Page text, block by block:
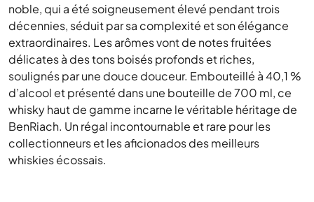
noble, qui a été soigneusement élevé pendant trois
décennies, séduit par sa complexité et son élégance
extraordinaires. Les arômes vont de notes fruitées
délicates à des tons boisés profonds et riches,
soulignés par une douce douceur. Embouteillé à 40,1 %
d’alcool et présenté dans une bouteille de 700 ml, ce
whisky haut de gamme incarne le véritable héritage de
BenRiach. Un régal incontournable et rare pour les
collectionneurs et les aficionados des meilleurs
whiskies écossais.